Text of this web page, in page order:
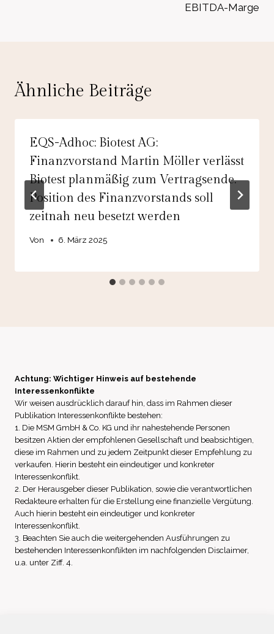
EBITDA-Marge
Ähnliche Beiträge
EQS-Adhoc: Biotest AG:
Finanzvorstand Martin Möller verlässt
Biotest planmäßig zum Vertragsende.
Position des Finanzvorstands soll
zeitnah neu besetzt werden
Von 6. März 2025
Achtung: Wichtiger Hinweis auf bestehende
Interessenkonflikte
Wir weisen ausdrücklich darauf hin, dass im Rahmen dieser
Publikation Interessenkonflikte bestehen:
1. Die MSM GmbH & Co. KG und ihr nahestehende Personen
besitzen Aktien der empfohlenen Gesellschaft und beabsichtigen,
diese im Rahmen und zu jedem Zeitpunkt dieser Empfehlung zu
verkaufen. Hierin besteht ein eindeutiger und konkreter
Interessenkonflikt.
2. Der Herausgeber dieser Publikation, sowie die verantwortlichen
Redakteure erhalten für die Erstellung eine finanzielle Vergütung.
Auch hierin besteht ein eindeutiger und konkreter
Interessenkonflikt.
3. Beachten Sie auch die weitergehenden Ausführungen zu
bestehenden Interessenkonflikten im nachfolgenden Disclaimer,
u.a. unter Ziff. 4.